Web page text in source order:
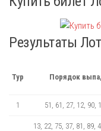
Результаты
Тур Порядок
1 51, 61, 27, 12, 90,
13, 22, 75, 37, 81, 89,